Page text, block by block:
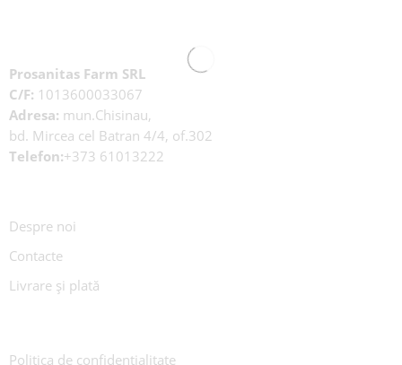
Prosanitas Farm SRL
C/F: 1013600033067
Adresa: mun.Chisinau,
bd. Mircea cel Batran 4/4, of.302
Telefon:+373 61013222
Despre noi
Contacte
Livrare și plată
Politica de confidențialitate